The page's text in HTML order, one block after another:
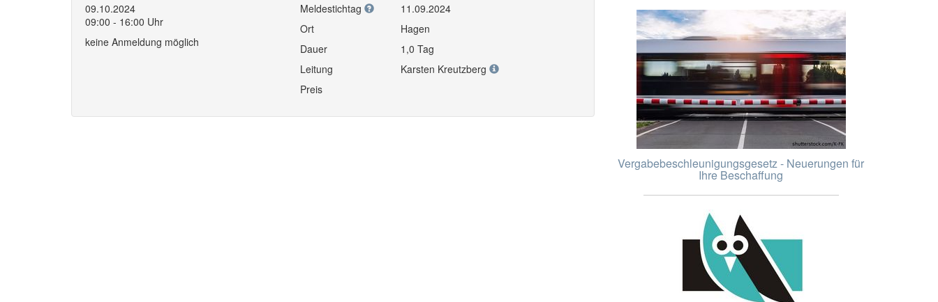
09.10.2024
09:00 - 16:00 Uhr
keine Anmeldung möglich
Meldestichtag
11.09.2024
Ort
Hagen
Dauer
1,0 Tag
Leitung
Karsten Kreutzberg
Preis
Vergabebeschleunigungsgesetz - Neuerungen für
Ihre Beschaffung